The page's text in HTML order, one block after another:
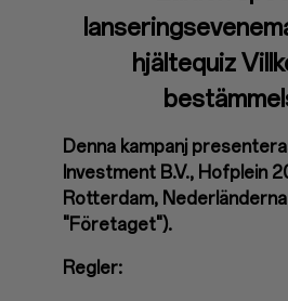
hjältequiz
Denna kampanj
Investment B.V., Hofplein
Rotterdam,
"Företaget").
Regler: